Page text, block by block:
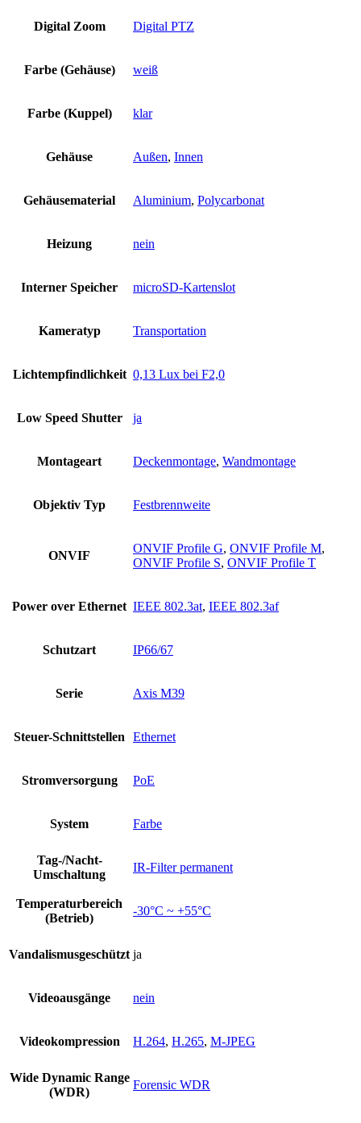
Digital Zoom Digital PTZ
Farbe (Gehäuse) weiß
Farbe (Kuppel) klar
Gehäuse Außen, Innen
Gehäusematerial Aluminium, Polycarbonat
Heizung nein
Interner Speicher microSD-Kartenslot
Kameratyp Transportation
Lichtempfindlichkeit 0,13 Lux bei F2,0
Low Speed Shutter ja
Montageart Deckenmontage, Wandmontage
Objektiv Typ Festbrennweite
ONVIF
ONVIF Profile G, ONVIF Profile M,
ONVIF Profile S, ONVIF Profile T
Power over Ethernet IEEE 802.3at, IEEE 802.3af
Schutzart IP66/67
Serie Axis M39
Steuer-Schnittstellen Ethernet
Stromversorgung PoE
System Farbe
Tag-/Nacht-
Umschaltung
IR-Filter permanent
Temperaturbereich
(Betrieb)
-30°C ~ +55°C
Vandalismusgeschützt ja
Videoausgänge nein
Videokompression H.264, H.265, M-JPEG
Wide Dynamic Range
(WDR)
Forensic WDR